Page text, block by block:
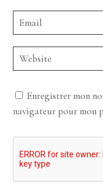
Enregistrer mon
navigateur pour mon